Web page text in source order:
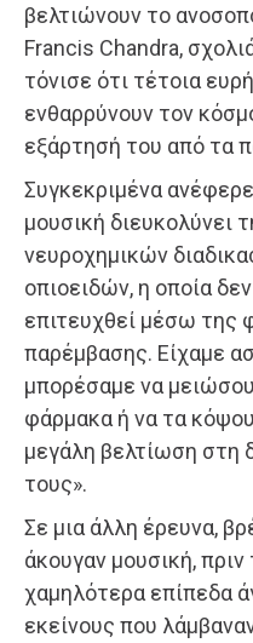
βελτιώνουν το
Francis Chandra,
τόνισε ότι τέτοια
ενθαρρύνουν τον
εξάρτησή του από τα
Συγκεκριμένα
μουσική διευκολύνει
νευροχημικών
οπιοειδών, η οποία
επιτευχθεί μέσω της
παρέμβασης. Είχαμε
μπορέσαμε να
φάρμακα ή να τα
μεγάλη βελτίωση στη
τους».
Σε μια άλλη έρευνα,
άκουγαν μουσική, πριν
χαμηλότερα επίπεδα
εκείνους που